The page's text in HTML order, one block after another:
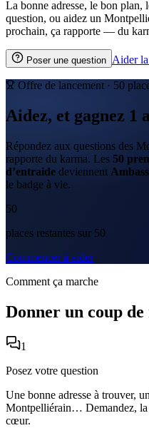
La bonne adresse, le bon plan,
question, ou aidez un
prochain, ça rapporte — du
Poser une question Aider
Offre de lancement · 50
Aidez, et gagnez 1
Répondez aux questions des
rapporte du karma. Les 50
d’entraide deviennent
le badge à vie.
50
places restantes sur 50
Commencer à aider
Comment ça marche
Donner un coup
1
Posez votre question
Une bonne adresse à trouver,
Montpelliérain… Demandez,
cœur.